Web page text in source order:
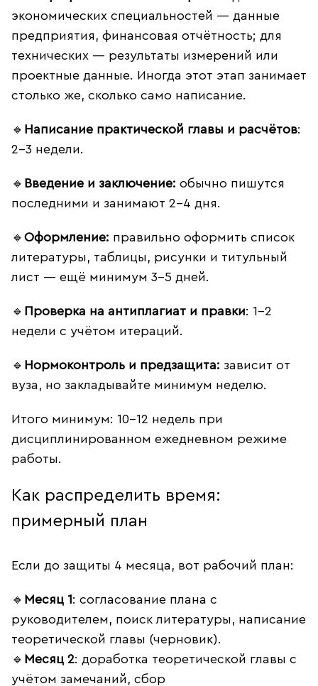
экономических специальностей — данные
предприятия, финансовая отчётность; для
технических — результаты измерений или
проектные данные. Иногда этот этап занимает
столько же, сколько само написание.
🔹 Написание практической главы и расчётов:
2–3 недели.
🔹 Введение и заключение: обычно пишутся
последними и занимают 2–4 дня.
🔹 Оформление: правильно оформить список
литературы, таблицы, рисунки и титульный
лист — ещё минимум 3–5 дней.
🔹 Проверка на антиплагиат и правки: 1–2
недели с учётом итераций.
🔹 Нормоконтроль и предзащита: зависит от
вуза, но закладывайте минимум неделю.
Итого минимум: 10–12 недель при
дисциплинированном ежедневном режиме
работы.
Как распределить время:
примерный план
Если до защиты 4 месяца, вот рабочий план:
🔹 Месяц 1: согласование плана с
руководителем, поиск литературы, написание
теоретической главы (черновик).
🔹 Месяц 2: доработка теоретической главы с
учётом замечаний, сбор